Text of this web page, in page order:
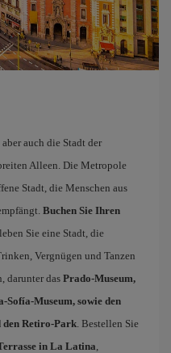
aber auch die Stadt der
Alleen. Die Metropole
Stadt, die Menschen aus
Buchen Sie Ihren
Sie eine Stadt, die
Vergnügen und Tanzen
darunter das Prado-Museum,
Sofía-Museum, sowie den
den Retiro-Park. Bestellen Sie
in La Latina,